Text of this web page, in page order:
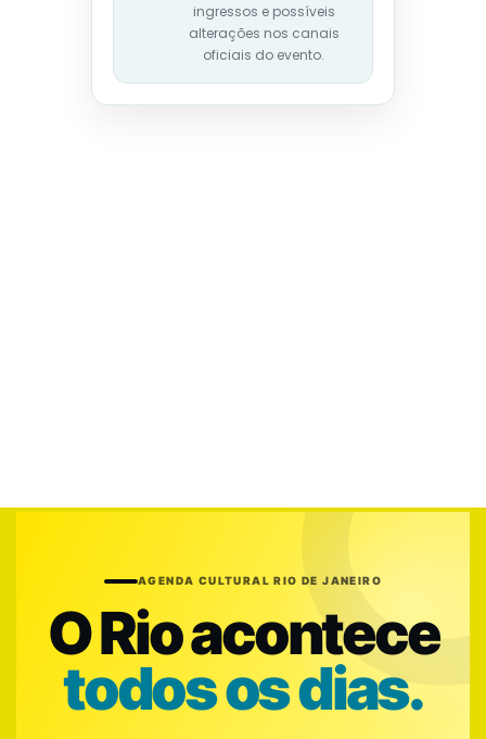
ingressos e possíveis
alterações nos canais
oficiais do evento.
AGENDA CULTURAL RIO DE JANEIRO
O Rio acontece
todos os dias.